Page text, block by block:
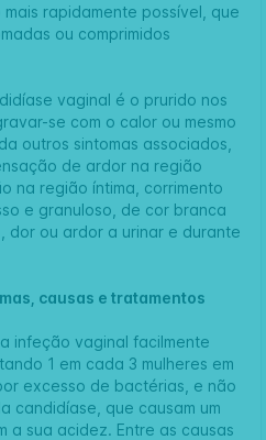
rapidamente possível, que
ou comprimidos
vaginal é o prurido nos
se com o calor ou mesmo
outros sintomas associados,
de ardor na região
na região íntima, corrimento
e granuloso, de cor branca
dor ou ardor a urinar e durante
causas e tratamentos
infeção vaginal facilmente
1 em cada 3 mulheres em
excesso de bactérias, e não
candidíase, que causam um
a sua acidez. Entre as causas